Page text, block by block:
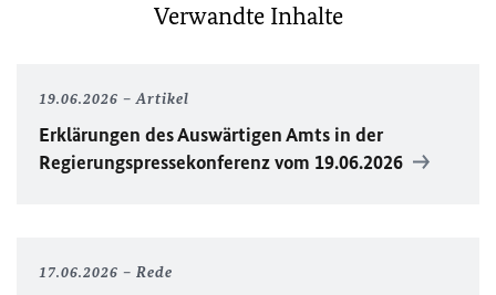
Verwandte Inhalte
19.06.2026 Artikel
Erklärungen des Auswärtigen Amts in der
Regierungspressekonferenz vom 19.06.2026
17.06.2026 Rede